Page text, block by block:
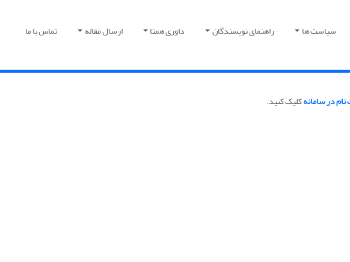
سیاست ها راهنمای نویسندگان داوری همتا ارسال مقاله تماس با ما
نام در سامانهکلیک کنید.